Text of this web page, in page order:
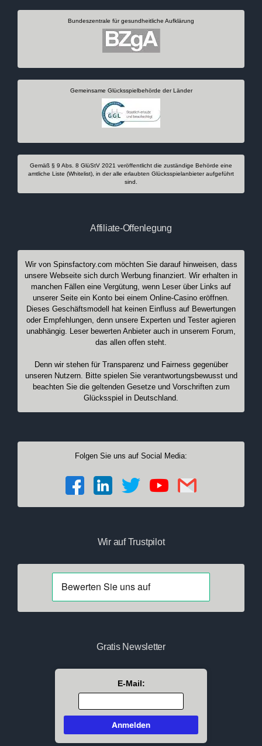
Bundeszentrale für gesundheitliche Aufklärung
Gemeinsame Glücksspielbehörde der Länder
Gemäß § 9 Abs. 8 GlüStV 2021 veröffentlicht die zuständige Behörde eine
amtliche Liste (Whitelist), in der alle erlaubten Glücksspielanbieter aufgeführt
sind.
Affiliate-Offenlegung
Wir von Spinsfactory.com möchten Sie darauf hinweisen, dass
unsere Webseite sich durch Werbung finanziert. Wir erhalten in
manchen Fällen eine Vergütung, wenn Leser über Links auf
unserer Seite ein Konto bei einem Online-Casino eröffnen.
Dieses Geschäftsmodell hat keinen Einfluss auf Bewertungen
oder Empfehlungen, denn unsere Experten und Tester agieren
unabhängig. Leser bewerten Anbieter auch in unserem Forum,
das allen offen steht.
Denn wir stehen für Transparenz und Fairness gegenüber
unseren Nutzern. Bitte spielen Sie verantwortungsbewusst und
beachten Sie die geltenden Gesetze und Vorschriften zum
Glücksspiel in Deutschland.
Folgen Sie uns auf Social Media:
Wir auf Trustpilot
Gratis Newsletter
E-Mail: